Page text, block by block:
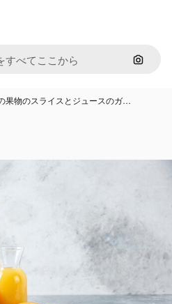
画像で
果物のスライスとジュースのガ…